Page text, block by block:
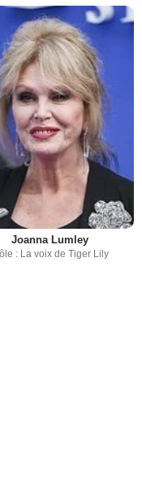
Joanna Lumley
: La voix de Tiger Lily